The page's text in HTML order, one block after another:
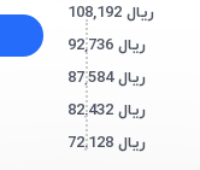
108,192 ریال
92,736 ریال
87,584 ریال
82,432 ریال
72,128 ریال